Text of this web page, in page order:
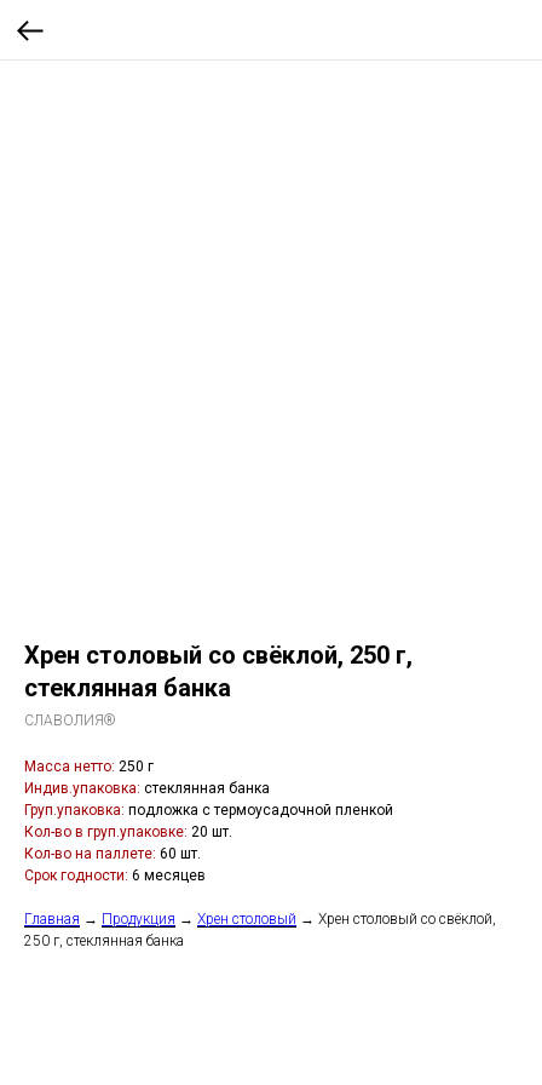
Хрен столовый со свёклой, 250 г,
стеклянная банка
СЛАВОЛИЯ®
Масса нетто: 250 г
Индив.упаковка: стеклянная банка
Груп.упаковка: подложка с термоусадочной пленкой
Кол-во в груп.упаковке: 20 шт.
Кол-во на паллете: 60 шт.
Срок годности: 6 месяцев
Главная → Продукция → Хрен столовый → Хрен столовый со свёклой,
250 г, стеклянная банка